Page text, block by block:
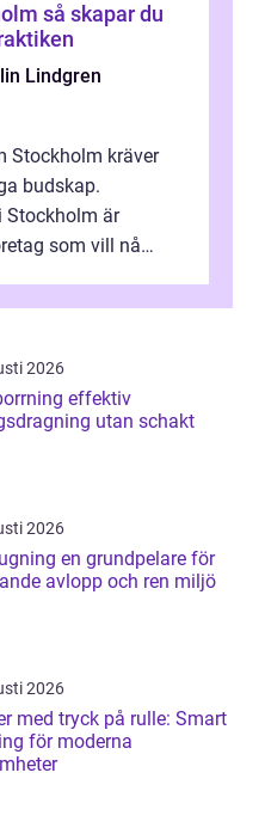
du
Lindgren
Stockholm kräver
budskap.
Stockholm är
som vill nå
2026
effektiv
utan schakt
2026
för
avlopp och ren miljö
2026
med tryck på rulle: Smart
för moderna